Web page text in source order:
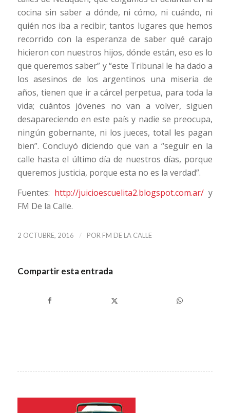
cocina sin saber a dónde, ni cómo, ni cuándo, ni
quién nos iba a recibir; tantos lugares que hemos
recorrido con la esperanza de saber qué carajo
hicieron con nuestros hijos, dónde están, eso es lo
que queremos saber” y “este Tribunal le ha dado a
los asesinos de los argentinos una miseria de
años, tienen que ir a cárcel perpetua, para toda la
vida; cuántos jóvenes no van a volver, siguen
desapareciendo en este país y nadie se preocupa,
ningún gobernante, ni los jueces, total les pagan
bien”. Concluyó diciendo que van a “seguir en la
calle hasta el último día de nuestros días, porque
queremos justicia, porque esta no es la verdad”.
Fuentes: http://juicioescuelita2.blogspot.com.ar/ y
FM De la Calle.
2 OCTUBRE, 2016 / POR FM DE LA CALLE
Compartir esta entrada